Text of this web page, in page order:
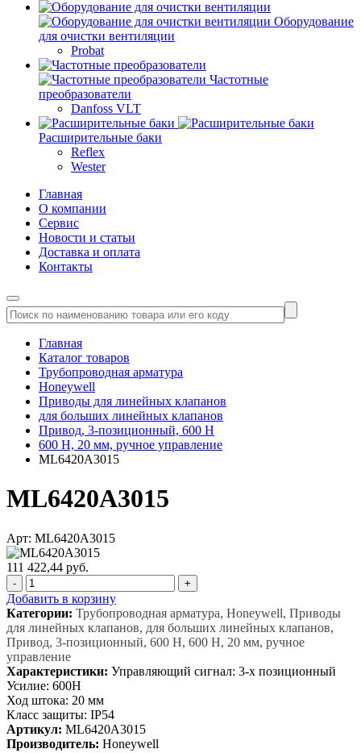
Оборудование
для очистки вентиляции
Probat
Частотные
преобразователи
Danfoss VLT
Расширительные баки
Reflex
Wester
Главная
О компании
Сервис
Новости и статьи
Доставка и оплата
Контакты
Главная
Каталог товаров
Трубопроводная арматура
Honeywell
Приводы для линейных клапанов
для больших линейных клапанов
Привод, 3-позиционный, 600 Н
600 Н, 20 мм, ручное управление
ML6420A3015
ML6420A3015
Арт: ML6420A3015
111 422,44 руб.
- +
Добавить в корзину
Категории: Трубопроводная арматура, Honeywell, Приводы
для линейных клапанов, для больших линейных клапанов,
Привод, 3-позиционный, 600 Н, 600 Н, 20 мм, ручное
управление
Характеристики: Управляющий сигнал: 3-х позиционный
Усилие: 600Н
Ход штока: 20 мм
Класс защиты: IP54
Артикул: ML6420A3015
Производитель: Honeywell